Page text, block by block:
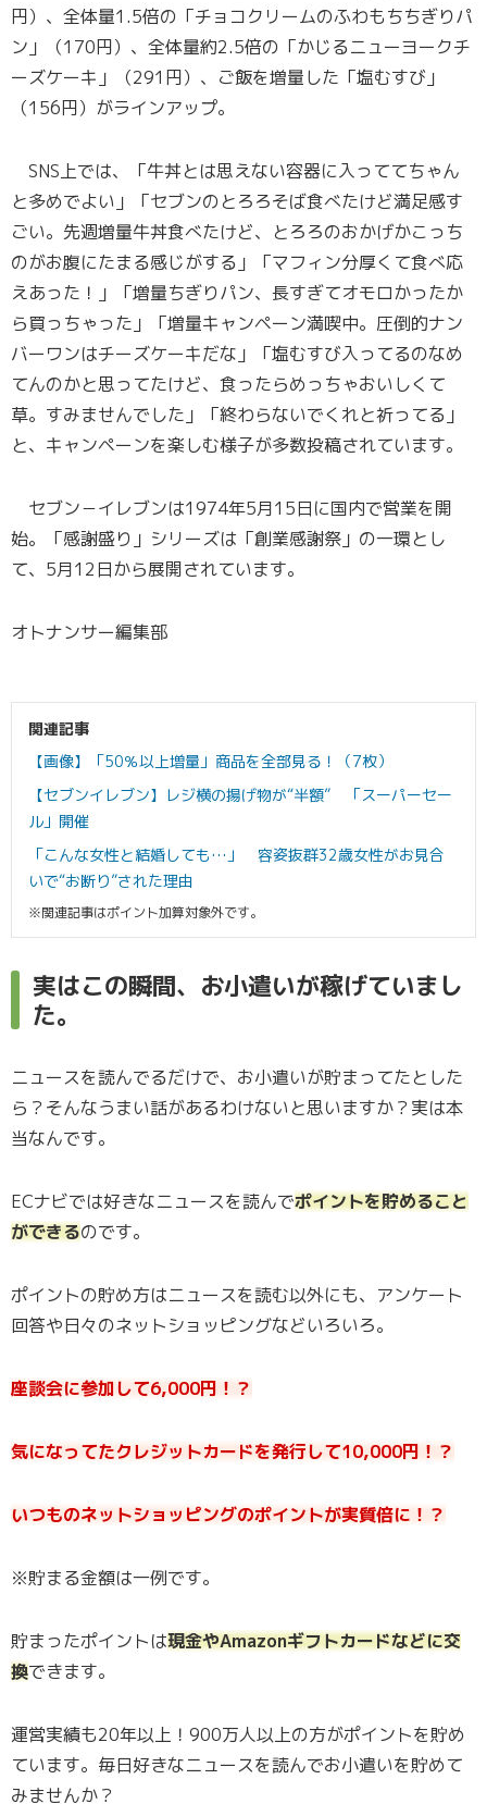
円）、全体量1.5倍の「チョコクリームのふわもちちぎりパ
ン」（170円）、全体量約2.5倍の「かじるニューヨークチ
ーズケーキ」（291円）、ご飯を増量した「塩むすび」
（156円）がラインアップ。
SNS上では、「牛丼とは思えない容器に入っててちゃん
と多めでよい」「セブンのとろろそば食べたけど満足感す
ごい。先週増量牛丼食べたけど、とろろのおかげかこっち
のがお腹にたまる感じがする」「マフィン分厚くて食べ応
えあった！」「増量ちぎりパン、長すぎてオモロかったか
ら買っちゃった」「増量キャンペーン満喫中。圧倒的ナン
バーワンはチーズケーキだな」「塩むすび入ってるのなめ
てんのかと思ってたけど、食ったらめっちゃおいしくて
草。すみませんでした」「終わらないでくれと祈ってる」
と、キャンペーンを楽しむ様子が多数投稿されています。
セブン－イレブンは1974年5月15日に国内で営業を開
始。「感謝盛り」シリーズは「創業感謝祭」の一環とし
て、5月12日から展開されています。
オトナンサー編集部
関連記事
【画像】「50％以上増量」商品を全部見る！（7枚）
【セブンイレブン】レジ横の揚げ物が“半額” 「スーパーセー
ル」開催
「こんな女性と結婚しても…」 容姿抜群32歳女性がお見合
いで“お断り”された理由
※関連記事はポイント加算対象外です。
実はこの瞬間、お小遣いが稼げていまし
た。
ニュースを読んでるだけで、お小遣いが貯まってたとした
ら？そんなうまい話があるわけないと思いますか？実は本
当なんです。
ECナビでは好きなニュースを読んでポイントを貯めること
ができるのです。
ポイントの貯め方はニュースを読む以外にも、アンケート
回答や日々のネットショッピングなどいろいろ。
座談会に参加して6,000円！？
気になってたクレジットカードを発行して10,000円！？
いつものネットショッピングのポイントが実質倍に！？
※貯まる金額は一例です。
貯まったポイントは現金やAmazonギフトカードなどに交
換できます。
運営実績も20年以上！900万人以上の方がポイントを貯め
ています。毎日好きなニュースを読んでお小遣いを貯めて
みませんか？